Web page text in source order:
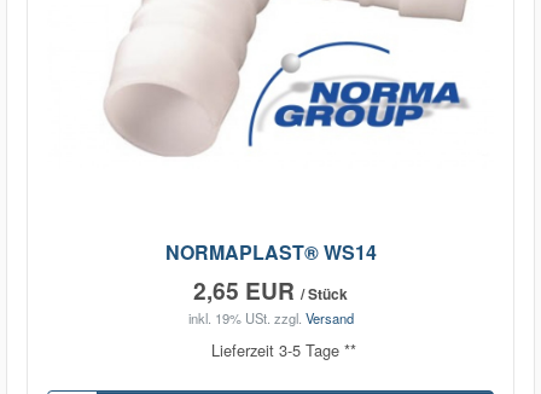
NORMAPLAST® WS14
2,65 EUR / Stück
inkl. 19% USt. zzgl. Versand
Lieferzeit 3-5 Tage **